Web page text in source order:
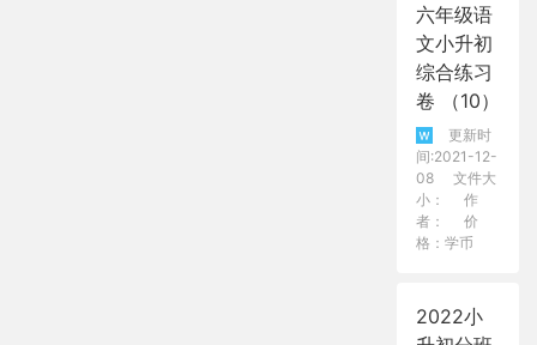
六年级语
文小升初
综合练习
卷 （10）
更新时
间:2021-12-
08
文件大
小：
作
者：
价
格：学币
2022小